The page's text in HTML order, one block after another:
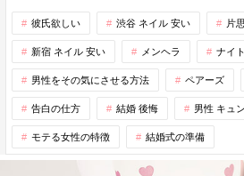
彼氏欲しい 渋谷 ネイル 安い 片
新宿 ネイル 安い メンヘラ ナイ
男性をその気にさせる方法 ペアーズ
告白の仕方 結婚 後悔 男性 キュン
モテる女性の特徴 結婚式の準備